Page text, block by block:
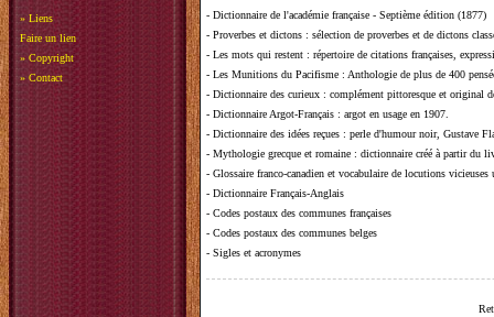
» Liens
Faire un lien
» Copyright
» Contact
- Dictionnaire de l'académie française - Septième édition (1877)
- Proverbes et dictons : sélection de proverbes et de dictons
- Les mots qui restent : répertoire de citations françaises,
- Les Munitions du Pacifisme : Anthologie de plus de 400
- Dictionnaire des curieux : complément pittoresque et original
- Dictionnaire Argot-Français : argot en usage en 1907.
- Dictionnaire des idées reçues : perle d'humour noir, Gustave
- Mythologie grecque et romaine : dictionnaire créé à partir du
- Glossaire franco-canadien et vocabulaire de locutions vicieuses
- Dictionnaire Français-Anglais
- Codes postaux des communes françaises
- Codes postaux des communes belges
- Sigles et acronymes